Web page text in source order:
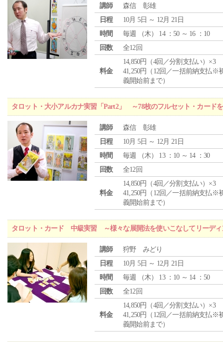
講師
森信 彰雄
日程
10月 5日 ～ 12月 21日
時間
毎週 （木） 14 ：50 ～ 16 ：10
回数
全12回
料金
14,850円（4回／分割支払い）×3
41,250円（12回／一括前納支払※
義開始前まで）
タロット・大小アルカナ実習「Part2」 ～78枚のフルセット・カード
講師
森信 彰雄
日程
10月 5日 ～ 12月 21日
時間
毎週 （木） 13 ：10 ～ 14 ：30
回数
全12回
料金
14,850円（4回／分割支払い）×3
41,250円（12回／一括前納支払※
義開始前まで）
タロット・カード 中級実習 ～様々な展開法を使いこなしてリーディ
講師
狩野 みどり
日程
10月 5日 ～ 12月 21日
時間
毎週 （木） 13 ：10 ～ 14 ：50
回数
全12回
料金
14,850円（4回／分割支払い）×3
41,250円（12回／一括前納支払※
義開始前まで）